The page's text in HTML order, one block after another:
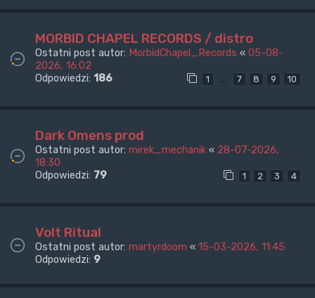
MORBID CHAPEL RECORDS / distro
Ostatni post autor: MorbidChapel_Records « 05-08-
2026, 16:02
Odpowiedzi: 186 1 … 7 8 9 10
Dark Omens prod
Ostatni post autor: mirek_mechanik « 28-07-2026,
18:30
Odpowiedzi: 79 1 2 3 4
Volt Ritual
Ostatni post autor: martyrdoom « 15-03-2026, 11:45
Odpowiedzi: 9